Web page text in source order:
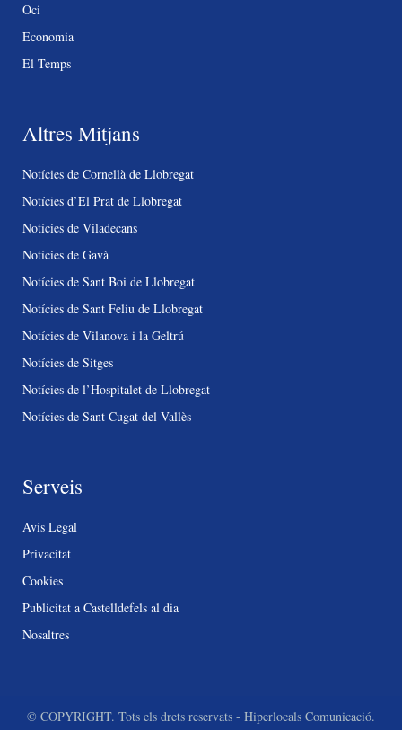
Oci
Economia
El Temps
Altres Mitjans
Notícies de Cornellà de Llobregat
Notícies d’El Prat de Llobregat
Notícies de Viladecans
Notícies de Gavà
Notícies de Sant Boi de Llobregat
Notícies de Sant Feliu de Llobregat
Notícies de Vilanova i la Geltrú
Notícies de Sitges
Notícies de l’Hospitalet de Llobregat
Notícies de Sant Cugat del Vallès
Serveis
Avís Legal
Privacitat
Cookies
Publicitat a Castelldefels al dia
Nosaltres
© COPYRIGHT. Tots els drets reservats - Hiperlocals Comunicació.